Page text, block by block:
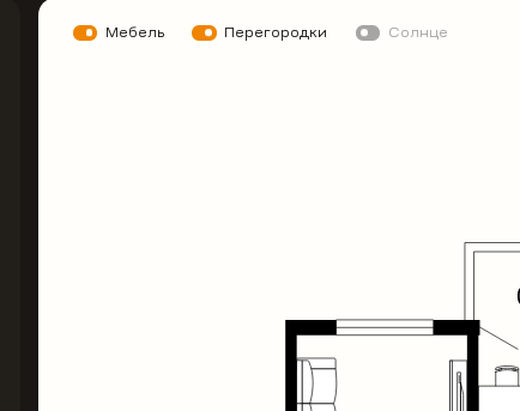
Мебель Перегородки Солнце